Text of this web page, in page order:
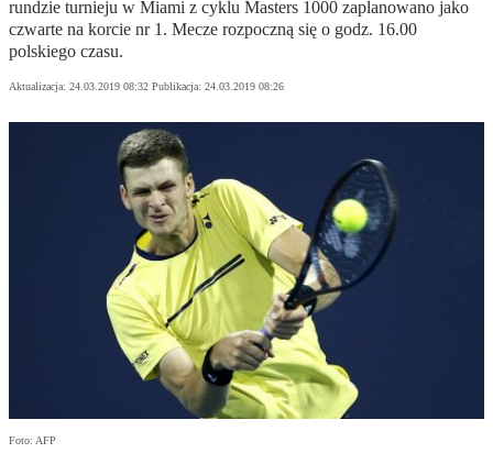
rundzie turnieju w Miami z cyklu Masters 1000 zaplanowano jako
czwarte na korcie nr 1. Mecze rozpoczną się o godz. 16.00
polskiego czasu.
Aktualizacja: 24.03.2019 08:32 Publikacja: 24.03.2019 08:26
Foto: AFP